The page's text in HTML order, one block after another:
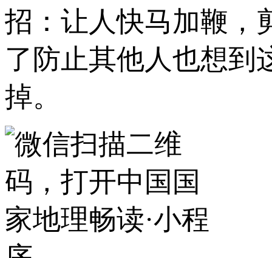
招：让人快马加鞭，
了防止其他人也想到
掉。